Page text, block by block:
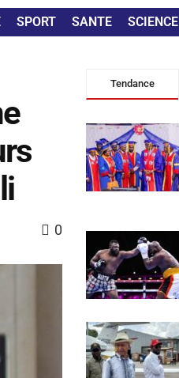
SPORT SANTE SCIENCE
0
Tendance